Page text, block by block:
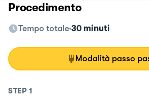
Procedimento
Tempo totale 30 minuti
Modalità passo
STEP 1